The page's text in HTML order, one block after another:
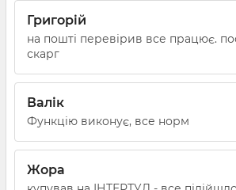
Григорій
на пошті перевірив все працює.
скарг
Валік
Функцію виконує, все норм
Жора